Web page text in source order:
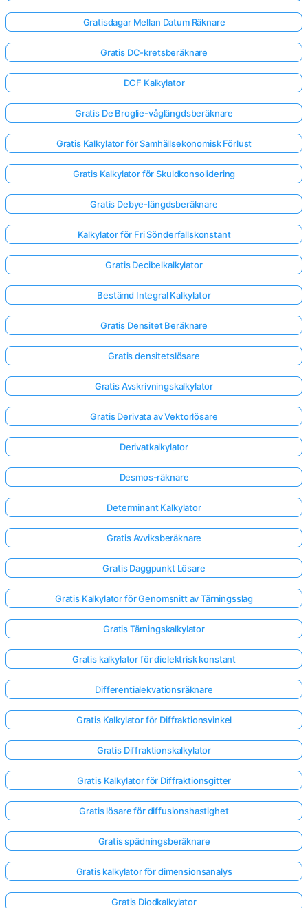
Logga
här!
Gratisdagar Mellan Datum Räknare
Gratis DC-kretsberäknare
DCF Kalkylator
Gratis De Broglie-våglängdsberäknare
Gratis Kalkylator för Samhällsekonomisk Förlust
Gratis Kalkylator för Skuldkonsolidering
Gratis Debye-längdsberäknare
Kalkylator för Fri Sönderfallskonstant
Gratis Decibelkalkylator
Bestämd Integral Kalkylator
Gratis Densitet Beräknare
Gratis densitetslösare
Gratis Avskrivningskalkylator
Gratis Derivata av Vektorlösare
Derivatkalkylator
Desmos-räknare
Determinant Kalkylator
Gratis Avviksberäknare
Gratis Daggpunkt Lösare
Gratis Kalkylator för Genomsnitt av Tärningsslag
Gratis Tärningskalkylator
Gratis kalkylator för dielektrisk konstant
Differentialekvationsräknare
Gratis Kalkylator för Diffraktionsvinkel
Gratis Diffraktionskalkylator
Gratis Kalkylator för Diffraktionsgitter
Gratis lösare för diffusionshastighet
Gratis spädningsberäknare
Gratis kalkylator för dimensionsanalys
Gratis Diodkalkylator